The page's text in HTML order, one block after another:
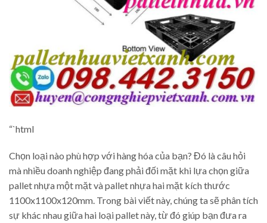
“`html
Chọn loại nào phù hợp với hàng hóa của bạn? Đó là câu hỏi
mà nhiều doanh nghiệp đang phải đối mặt khi lựa chọn giữa
pallet nhựa một mặt và pallet nhựa hai mặt kích thước
1100x1100x120mm. Trong bài viết này, chúng ta sẽ phân tích
sự khác nhau giữa hai loại pallet này, từ đó giúp bạn đưa ra